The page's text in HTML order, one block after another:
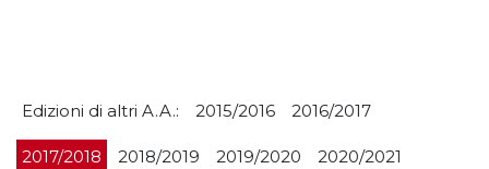
Edizioni di altri A.A.: 2015/2016 2016/2017
2017/2018 2018/2019 2019/2020 2020/2021